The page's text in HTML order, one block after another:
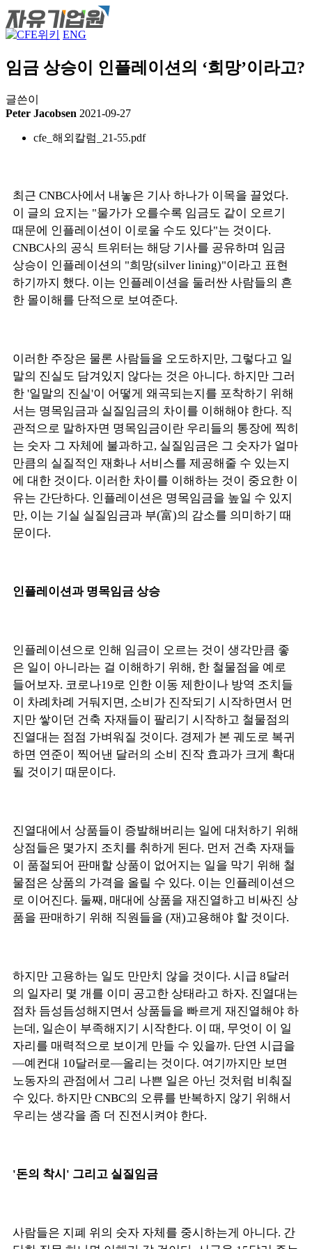
ENG
임금 상승이 인플레이션의 ‘희망’이라고?
글쓴이
Peter Jacobsen 2021-09-27
cfe_해외칼럼_21-55.pdf
최근 CNBC사에서 내놓은 기사 하나가 이목을 끌었다.
이 글의 요지는 "물가가 오를수록 임금도 같이 오르기
때문에 인플레이션이 이로울 수도 있다"는 것이다.
CNBC사의 공식 트위터는 해당 기사를 공유하며 임금
상승이 인플레이션의 "희망(silver lining)"이라고 표현
하기까지 했다. 이는 인플레이션을 둘러싼 사람들의 흔
한 몰이해를 단적으로 보여준다.
이러한 주장은 물론 사람들을 오도하지만, 그렇다고 일
말의 진실도 담겨있지 않다는 것은 아니다. 하지만 그러
한 '일말의 진실'이 어떻게 왜곡되는지를 포착하기 위해
서는 명목임금과 실질임금의 차이를 이해해야 한다. 직
관적으로 말하자면 명목임금이란 우리들의 통장에 찍히
는 숫자 그 자체에 불과하고, 실질임금은 그 숫자가 얼마
만큼의 실질적인 재화나 서비스를 제공해줄 수 있는지
에 대한 것이다. 이러한 차이를 이해하는 것이 중요한 이
유는 간단하다. 인플레이션은 명목임금을 높일 수 있지
만, 이는 기실 실질임금과 부(富)의 감소를 의미하기 때
문이다.
인플레이션과 명목임금 상승
인플레이션으로 인해 임금이 오르는 것이 생각만큼 좋
은 일이 아니라는 걸 이해하기 위해, 한 철물점을 예로
들어보자. 코로나19로 인한 이동 제한이나 방역 조치들
이 차례차례 거둬지면, 소비가 진작되기 시작하면서 먼
지만 쌓이던 건축 자재들이 팔리기 시작하고 철물점의
진열대는 점점 가벼워질 것이다. 경제가 본 궤도로 복귀
하면 연준이 찍어낸 달러의 소비 진작 효과가 크게 확대
될 것이기 때문이다.
진열대에서 상품들이 증발해버리는 일에 대처하기 위해
상점들은 몇가지 조치를 취하게 된다. 먼저 건축 자재들
이 품절되어 판매할 상품이 없어지는 일을 막기 위해 철
물점은 상품의 가격을 올릴 수 있다. 이는 인플레이션으
로 이어진다. 둘째, 매대에 상품을 재진열하고 비싸진 상
품을 판매하기 위해 직원들을 (재)고용해야 할 것이다.
하지만 고용하는 일도 만만치 않을 것이다. 시급 8달러
의 일자리 몇 개를 이미 공고한 상태라고 하자. 진열대는
점차 듬성듬성해지면서 상품들을 빠르게 재진열해야 하
는데, 일손이 부족해지기 시작한다. 이 때, 무엇이 이 일
자리를 매력적으로 보이게 만들 수 있을까. 단연 시급을
—예컨대 10달러로—올리는 것이다. 여기까지만 보면
노동자의 관점에서 그리 나쁜 일은 아닌 것처럼 비춰질
수 있다. 하지만 CNBC의 오류를 반복하지 않기 위해서
우리는 생각을 좀 더 진전시켜야 한다.
'돈의 착시' 그리고 실질임금
사람들은 지폐 위의 숫자 자체를 중시하는게 아니다. 간